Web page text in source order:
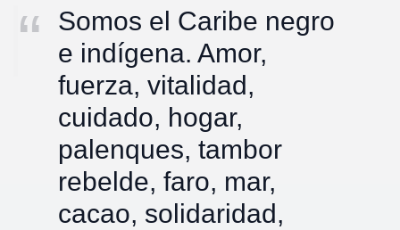
Somos el Caribe negro
e indígena. Amor,
fuerza, vitalidad,
cuidado, hogar,
palenques, tambor
rebelde, faro, mar,
cacao, solidaridad,